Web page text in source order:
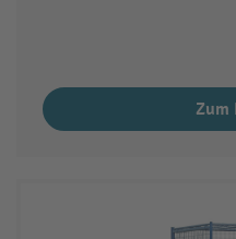
Zum